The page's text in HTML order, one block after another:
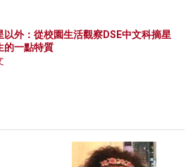
以外：從校園生活觀察DSE中文科摘星
的一點特質